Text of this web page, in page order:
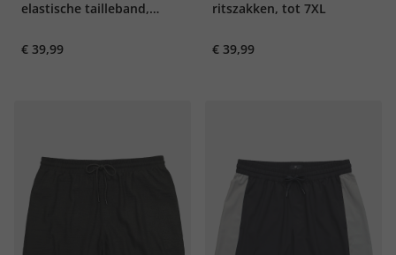
elastische tailleband,
€ 39,99
ritszakken, tot 7XL
€ 39,99